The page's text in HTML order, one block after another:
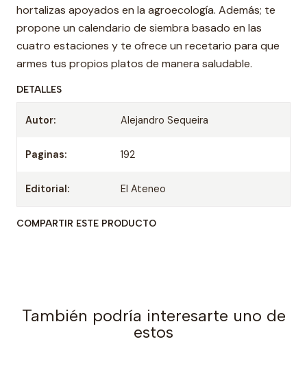
hortalizas apoyados en la agroecología. Además; te
propone un calendario de siembra basado en las
cuatro estaciones y te ofrece un recetario para que
armes tus propios platos de manera saludable.
DETALLES
Autor: Alejandro Sequeira
Paginas: 192
Editorial: El Ateneo
COMPARTIR ESTE PRODUCTO
También podría interesarte uno de
estos